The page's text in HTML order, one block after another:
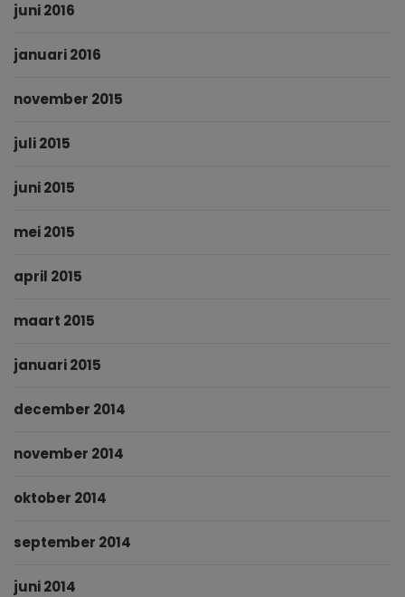
juni 2016
januari 2016
november 2015
juli 2015
juni 2015
mei 2015
april 2015
maart 2015
januari 2015
december 2014
november 2014
oktober 2014
september 2014
juni 2014